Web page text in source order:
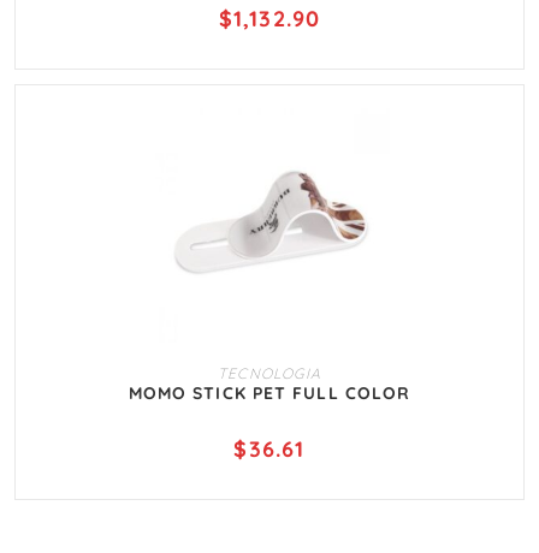
$1,132.90
AÑADIR AL CARRITO
TECNOLOGIA
MOMO STICK PET FULL COLOR
$36.61